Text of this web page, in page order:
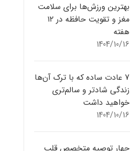
بهترین ورزش‌ها برای سلامت
مغز و تقویت حافظه در ۱۲
هفته
1404/10/16
7 عادت ساده که با ترک آن‌ها
زندگی شادتر و سالم‌تری
خواهید داشت
1404/10/16
چهار توصیه متخصص قلب